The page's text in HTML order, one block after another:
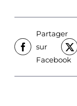
Partager
sur
Facebook